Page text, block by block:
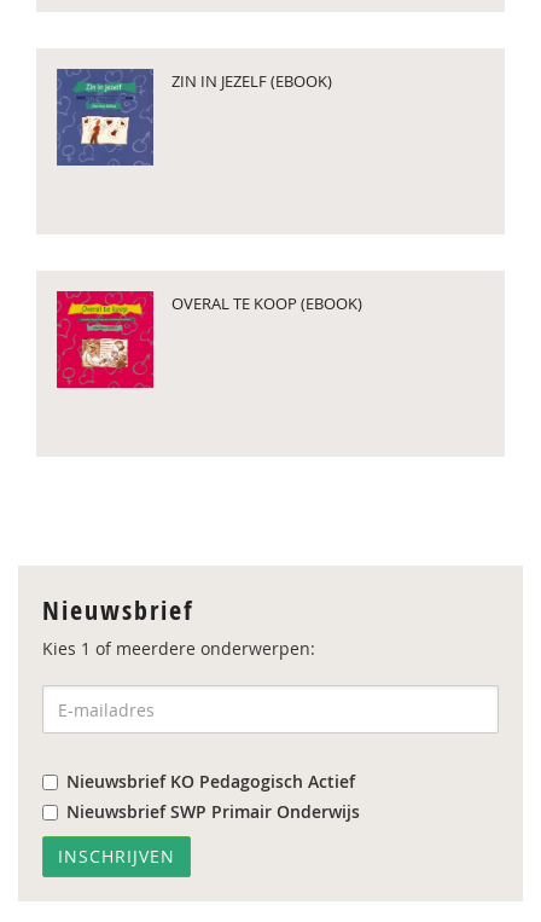
ZIN IN JEZELF (EBOOK)
OVERAL TE KOOP (EBOOK)
Nieuwsbrief
Kies 1 of meerdere onderwerpen:
Nieuwsbrief KO Pedagogisch Actief
Nieuwsbrief SWP Primair Onderwijs